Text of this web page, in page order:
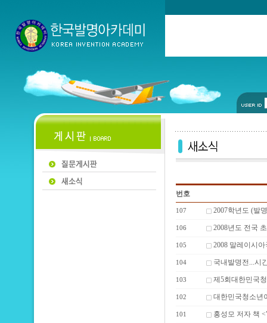
번호
107 2007학년도 (발
106 2008년도 전국
105 2008 말레이시
104 국내발명전...시
103 제5회대한민국
102 대한민국청소년
101 홍성모 저자 책